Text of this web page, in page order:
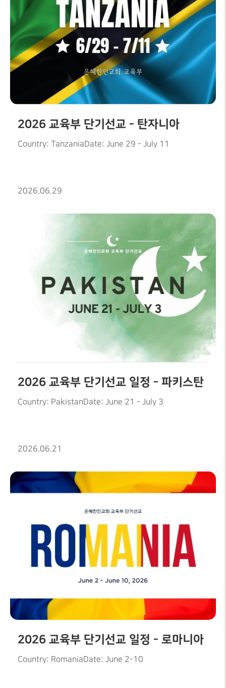
2026 교육부 단기선교 - 탄자니아
Country: TanzaniaDate: June 29 - July 11
2026.06.29
2026 교육부 단기선교 일정 - 파키스탄
Country: PakistanDate: June 21 - July 3
2026.06.21
2026 교육부 단기선교 일정 - 로마니아
Country: RomaniaDate: June 2-10